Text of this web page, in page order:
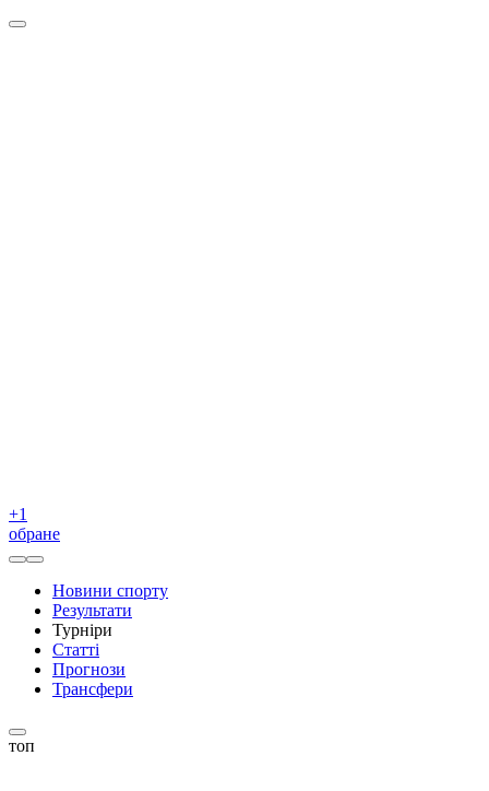
+1
обране
Новини спорту
Результати
Турніри
Статті
Прогнози
Трансфери
топ